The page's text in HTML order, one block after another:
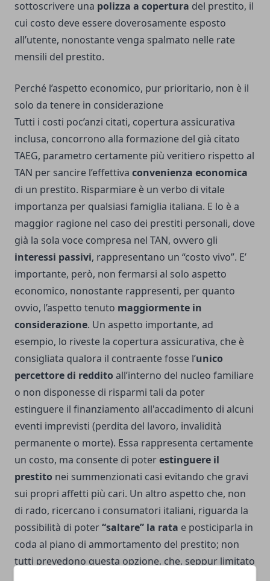
sottoscrivere una polizza a copertura del prestito, il
cui costo deve essere doverosamente esposto
all’utente, nonostante venga spalmato nelle rate
mensili del prestito.
Perché l’aspetto economico, pur prioritario, non è il
solo da tenere in considerazione
Tutti i costi poc’anzi citati, copertura assicurativa
inclusa, concorrono alla formazione del già citato
TAEG, parametro certamente più veritiero rispetto al
TAN per sancire l’effettiva convenienza economica
di un prestito. Risparmiare è un verbo di vitale
importanza per qualsiasi famiglia italiana. E lo è a
maggior ragione nel caso dei prestiti personali, dove
già la sola voce compresa nel TAN, ovvero gli
interessi passivi, rappresentano un “costo vivo”. E’
importante, però, non fermarsi al solo aspetto
economico, nonostante rappresenti, per quanto
ovvio, l’aspetto tenuto maggiormente in
considerazione. Un aspetto importante, ad
esempio, lo riveste la copertura assicurativa, che è
consigliata qualora il contraente fosse l’unico
percettore di reddito all’interno del nucleo familiare
o non disponesse di risparmi tali da poter
estinguere il finanziamento all'accadimento di alcuni
eventi imprevisti (perdita del lavoro, invalidità
permanente o morte). Essa rappresenta certamente
un costo, ma consente di poterestinguere il
prestito nei summenzionati casi evitando che gravi
sui propri affetti più cari. Un altro aspetto che, non
di rado, ricercano i consumatori italiani, riguarda la
possibilità di poter“saltare” la rata e posticiparla in
coda al piano di ammortamento del prestito; non
tutti prevedono questa opzione, che, seppur limitato